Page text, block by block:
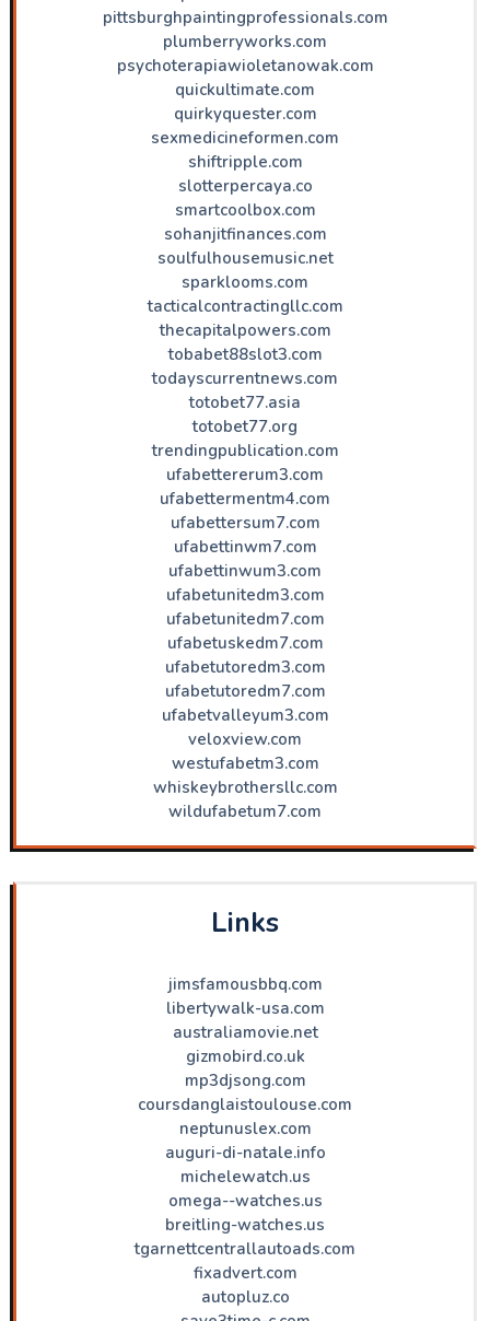
pittsburghpaintingprofessionals.com
plumberryworks.com
psychoterapiawioletanowak.com
quickultimate.com
quirkyquester.com
sexmedicineformen.com
shiftripple.com
slotterpercaya.co
smartcoolbox.com
sohanjitfinances.com
soulfulhousemusic.net
sparklooms.com
tacticalcontractingllc.com
thecapitalpowers.com
tobabet88slot3.com
todayscurrentnews.com
totobet77.asia
totobet77.org
trendingpublication.com
ufabettererum3.com
ufabettermentm4.com
ufabettersum7.com
ufabettinwm7.com
ufabettinwum3.com
ufabetunitedm3.com
ufabetunitedm7.com
ufabetuskedm7.com
ufabetutoredm3.com
ufabetutoredm7.com
ufabetvalleyum3.com
veloxview.com
westufabetm3.com
whiskeybrothersllc.com
wildufabetum7.com
Links
jimsfamousbbq.com
libertywalk-usa.com
australiamovie.net
gizmobird.co.uk
mp3djsong.com
coursdanglaistoulouse.com
neptunuslex.com
auguri-di-natale.info
michelewatch.us
omega--watches.us
breitling-watches.us
tgarnettcentrallautoads.com
fixadvert.com
autopluz.co